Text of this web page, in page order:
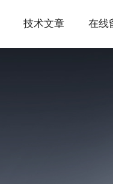
技术文章 在线